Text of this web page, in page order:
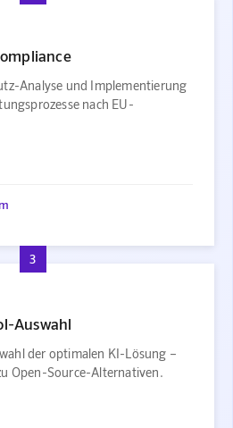
Analyse und Implementierung
nach EU-
3
Auswahl
der optimalen KI-Lösung –
Open-Source-Alternativen.